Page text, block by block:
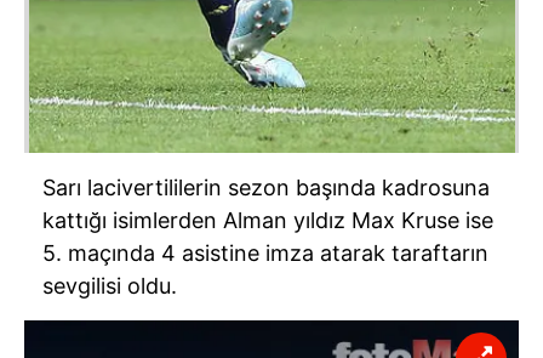
Sarı lacivertililerin sezon başında kadrosuna
kattığı isimlerden Alman yıldız Max Kruse ise
5. maçında 4 asistine imza atarak taraftarın
sevgilisi oldu.